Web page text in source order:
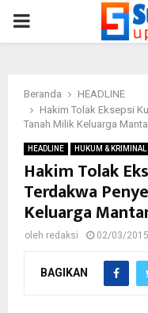
PRIMARY
Beranda
HEADLINE
Hakim Tolak Eksepsi
Tanah Milik Keluarga
HEADLINE HUKUM & KRIMINAL
Hakim Tolak
Terdakwa
Keluarga
oleh redaksi 02/03/2015
BAGIKAN